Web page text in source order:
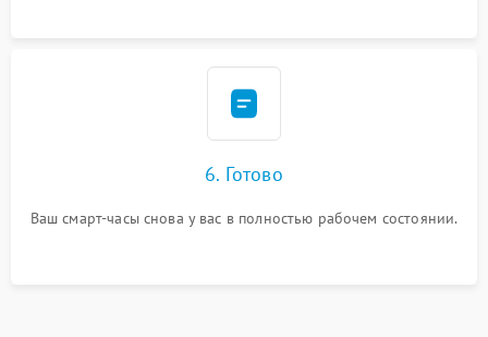
6. Готово
Ваш смарт-часы снова у вас в полностью рабочем состоянии.